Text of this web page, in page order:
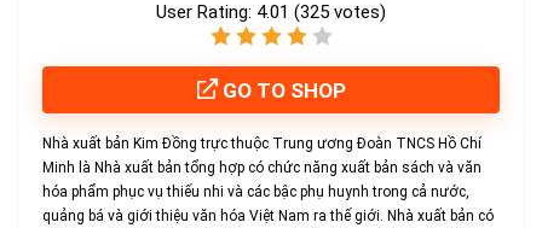
User Rating: 4.01 (325 votes)
GO TO SHOP
Nhà xuất bản Kim Đồng trực thuộc Trung ương Đoàn TNCS Hồ Chí
Minh là Nhà xuất bản tổng hợp có chức năng xuất bản sách và văn
hóa phẩm phục vụ thiếu nhi và các bậc phụ huynh trong cả nước,
quảng bá và giới thiệu văn hóa Việt Nam ra thế giới. Nhà xuất bản có